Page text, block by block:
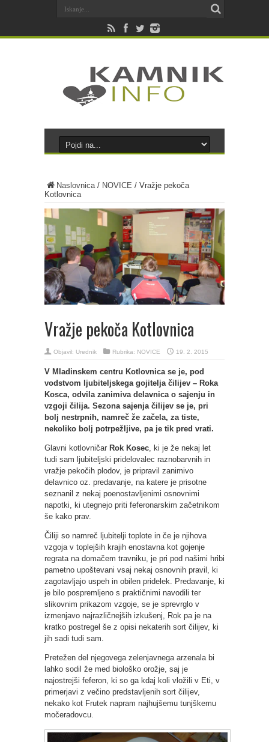
Naslovnica/ NOVICE / Vražje pekoča
Kotlovnica
Vražje pekoča Kotlovnica
Objavil: Urednik Rubrika: NOVICE 19. 2. 2015
V Mladinskem centru Kotlovnica se je, pod
vodstvom ljubiteljskega gojitelja čilijev – Roka
Kosca, odvila zanimiva delavnica o sajenju in
vzgoji čilija. Sezona sajenja čilijev se je, pri
bolj nestrpnih, namreč že začela, za tiste,
nekoliko bolj potrpežljive, pa je tik pred vrati.
Glavni kotlovničar Rok Kosec , ki je že nekaj let
tudi sam ljubiteljski pridelovalec raznobarvnih in
vražje pekočih plodov, je pripravil zanimivo
delavnico oz. predavanje, na katere je prisotne
seznanil z nekaj poenostavljenimi osnovnimi
napotki, ki utegnejo priti feferonarskim začetnikom
še kako prav.
Čiliji so namreč ljubitelji toplote in če je njihova
vzgoja v toplejših krajih enostavna kot gojenje
regrata na domačem travniku, je pri pod našimi hribi
pametno upoštevani vsaj nekaj osnovnih pravil, ki
zagotavljajo uspeh in obilen pridelek. Predavanje, ki
je bilo pospremljeno s praktičnimi navodili ter
slikovnim prikazom vzgoje, se je sprevrglo v
izmenjavo najrazličnejših izkušenj, Rok pa je na
kratko postregel še z opisi nekaterih sort čilijev, ki
jih sadi tudi sam.
Pretežen del njegovega zelenjavnega arzenala bi
lahko sodil že med biološko orožje, saj je
najostrejši feferon, ki so ga kdaj koli vložili v Eti, v
primerjavi z večino predstavljenih sort čilijev,
nekako kot Frutek napram najhujšemu tunjškemu
močeradovcu.